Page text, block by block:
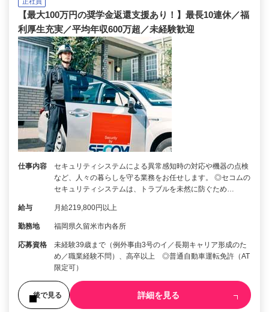
正社員
【最大100万円の奨学金返還支援あり！】最長10連休／福
利厚生充実／平均年収600万超／未経験歓迎
仕事内容
セキュリティシステムによる異常感知時の対応や機器の点検
など、人々の暮らしを守る業務をお任せします。 ◎セコムの
セキュリティシステムは、トラブルを未然に防ぐため…
給与 月給219,800円以上
勤務地 福岡県久留米市内各所
応募資格
未経験39歳まで（例外事由3号のイ／長期キャリア形成のた
め／職業経験不問）、高卒以上 ◎普通自動車運転免許（AT
限定可）
後で見る 詳細を見る